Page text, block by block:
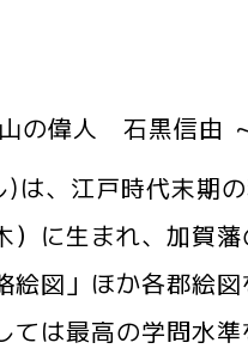
偉人 石黒信由
、江戸時代末期
）に生まれ、加賀
絵図」ほか各郡絵
は最高の学問水準